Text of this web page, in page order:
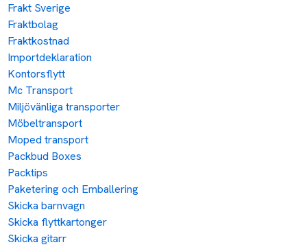
Frakt Sverige
Fraktbolag
Fraktkostnad
Importdeklaration
Kontorsflytt
Mc Transport
Miljövänliga transporter
Möbeltransport
Moped transport
Packbud Boxes
Packtips
Paketering och Emballering
Skicka barnvagn
Skicka flyttkartonger
Skicka gitarr